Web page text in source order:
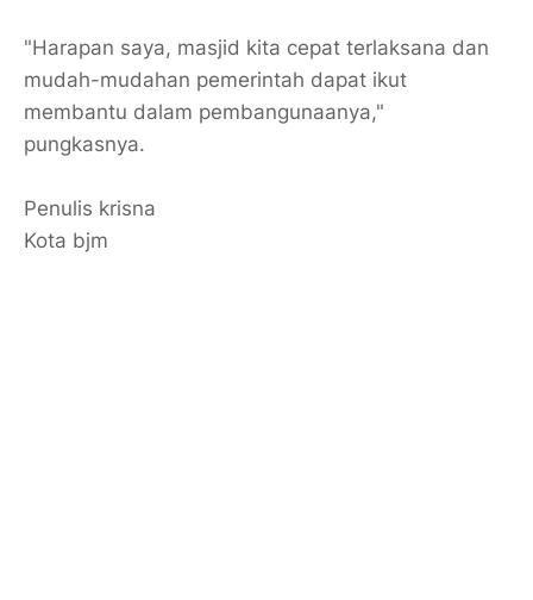
"Harapan saya, masjid kita cepat terlaksana dan
mudah-mudahan pemerintah dapat ikut
membantu dalam pembangunaanya,"
pungkasnya.
Penulis krisna
Kota bjm